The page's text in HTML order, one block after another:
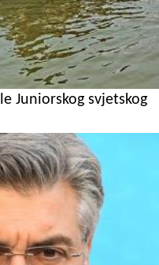
Juniorskog svjetskog